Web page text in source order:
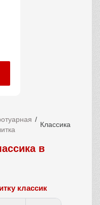
Классика
в
классик